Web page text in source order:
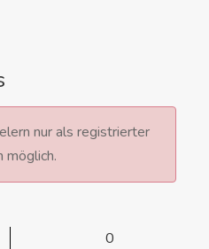
nur als registrierter
möglich.
0